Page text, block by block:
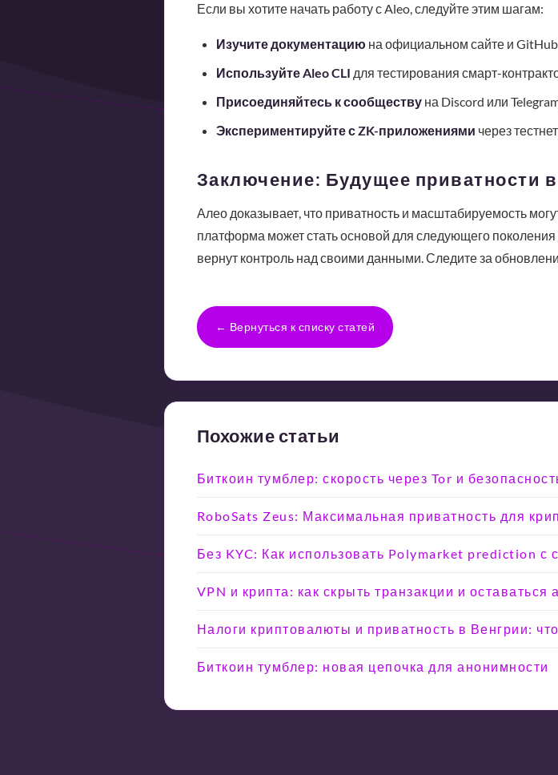
Если вы хотите начать работу с Aleo, следуйте этим шагам:
Изучите документацию на официальном сайте и
Используйте Aleo CLI для тестирования смарт-
Присоединяйтесь к сообществуна Discord или
Экспериментируйте с ZK-приложениями через
Заключение: Будущее приватности
Алео доказывает, что приватность и масштабируемость
платформа может стать основой для следующего
вернут контроль над своими данными. Следите за
← Вернуться к списку статей
Похожие статьи
Биткоин тумблер: скорость через Tor и
RoboSats Zeus: Максимальная приватность для
Без KYC: Как использовать Polymarket prediction с
VPN и крипта: как скрыть транзакции и
Налоги криптовалюты и приватность в Венгрии:
Биткоин тумблер: новая цепочка для анонимности